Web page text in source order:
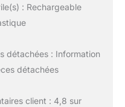
: Rechargeable
détachées : Information
détachées
client : 4,8 sur